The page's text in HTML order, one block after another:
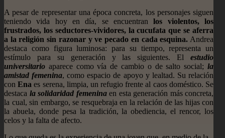
A pesar de representar una época concreta, los personajes siguen
teniendo vida hoy en día, se encuentranlos violentos, los
frustrados, los seductores-vividores, la cucufata que se aferra
a la religión sin razonar y ve pecado en cada esquina. Andrea
destaca como figura luminosa: para su tiempo, representa un
estímulo para su generación y las siguientes. El estudio
universitario aparece como vía de cambio o de salto social; la
amistad femenina, como espacio de apoyo y lealtad. Su relación
con Ena es serena, limpia, un refugio frente al caos doméstico. Se
destaca la solidaridad femeninaen esta generación más concreta,
la cual, sin embargo, se resquebraja en la relación de las hijas con
la abuela, donde pesa la tradición, la obediencia, el rencor, los
celos y la falta de afecto.